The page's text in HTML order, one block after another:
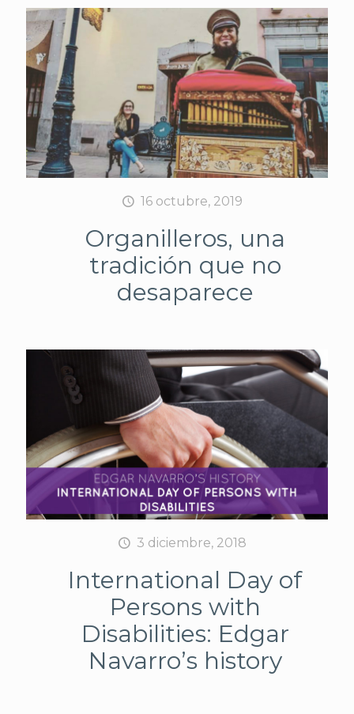
16 octubre, 2019
Organilleros, una
tradición que no
desaparece
3 diciembre, 2018
International Day of
Persons with
Disabilities: Edgar
Navarro’s history